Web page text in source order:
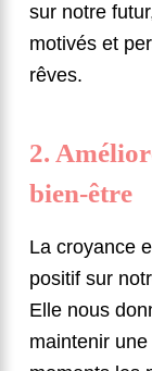
sur notre
motivés et
rêves.
2.
bien-être
La croyance
positif sur
Elle nous
maintenir